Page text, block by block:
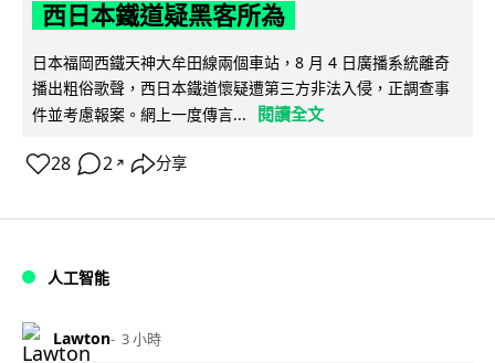
西日本鐵道疑黑客所為
日本福岡西鐵天神大牟田線兩個車站，8 月 4 日廣播系統離奇
播出粗俗歌聲，西日本鐵道懷疑遭第三方非法入侵，正調查事
件並考慮報案。網上一度傳言...
閱讀全文
28 2 ↗ 分享
人工智能
Lawton 3 小時